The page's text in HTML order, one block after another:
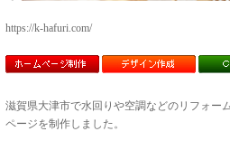
https://k-hafuri.com/
滋賀県大津市で水回りや空調などのリフォー
ページを制作しました。